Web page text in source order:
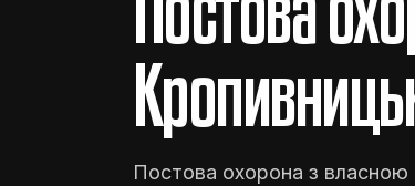
Постова охорона з власною